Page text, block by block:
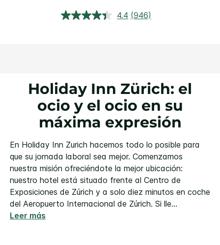
4.4 Lea
(946)
Holiday Inn Zürich: el
ocio y el ocio en su
máxima expresión
En Holiday Inn Zurich hacemos todo lo posible para
que su jornada laboral sea mejor. Comenzamos
nuestra misión ofreciéndote la mejor ubicación:
nuestro hotel está situado frente al Centro de
Exposiciones de Zúrich y a solo diez minutos en coche
del Aeropuerto Internacional de Zúrich. Si lle...
Leer más